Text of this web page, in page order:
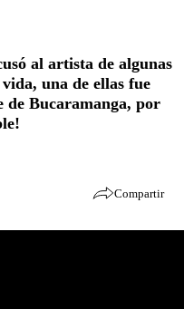
al artista de algunas
una de ellas fue
de Bucaramanga, por
Compartir